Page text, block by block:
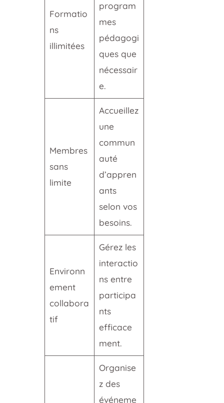
Formatio
ns
illimitées
program
mes
pédagogi
ques que
nécessair
e.
Membres
sans
limite
Accueillez
une
commun
auté
d’appren
ants
selon vos
besoins.
Environn
ement
collabora
tif
Gérez les
interactio
ns entre
participa
nts
efficace
ment.
Organise
z des
événeme